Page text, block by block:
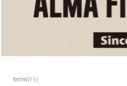
items(11)